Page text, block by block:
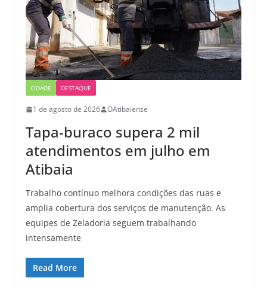
CIDADE DESTAQUE
1 de agosto de 2026 OAtibaiense
Tapa-buraco supera 2 mil
atendimentos em julho em
Atibaia
Trabalho contínuo melhora condições das ruas e
amplia cobertura dos serviços de manutenção. As
equipes de Zeladoria seguem trabalhando
intensamente
Read More